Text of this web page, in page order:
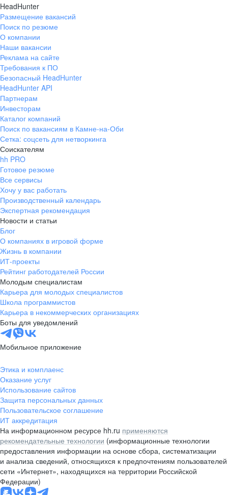
HeadHunter
Размещение вакансий
Поиск по резюме
О компании
Наши вакансии
Реклама на сайте
Требования к ПО
Безопасный HeadHunter
HeadHunter API
Партнерам
Инвесторам
Каталог компаний
Поиск по вакансиям в Камне-на-Оби
Сетка: соцсеть для нетворкинга
Соискателям
hh PRO
Готовое резюме
Все сервисы
Хочу у вас работать
Производственный календарь
Экспертная рекомендация
Новости и статьи
Блог
О компаниях в игровой форме
Жизнь в компании
ИТ-проекты
Рейтинг работодателей России
Молодым специалистам
Карьера для молодых специалистов
Школа программистов
Карьера в некоммерческих организациях
Боты для уведомлений
Мобильное приложение
Этика и комплаенс
Оказание услуг
Использование сайтов
Защита персональных данных
Пользовательское соглашение
ИТ аккредитация
На информационном ресурсе hh.ru применяются
рекомендательные технологии (информационные технологии
предоставления информации на основе сбора, систематизации
и анализа сведений, относящихся к предпочтениям пользователей
сети «Интернет», находящихся на территории Российской
Федерации)